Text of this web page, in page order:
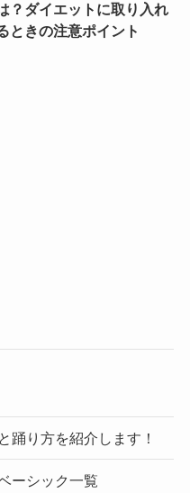
？ダイエットに取り入れ
ときの注意ポイント
踊り方を紹介します！
ーシック一覧